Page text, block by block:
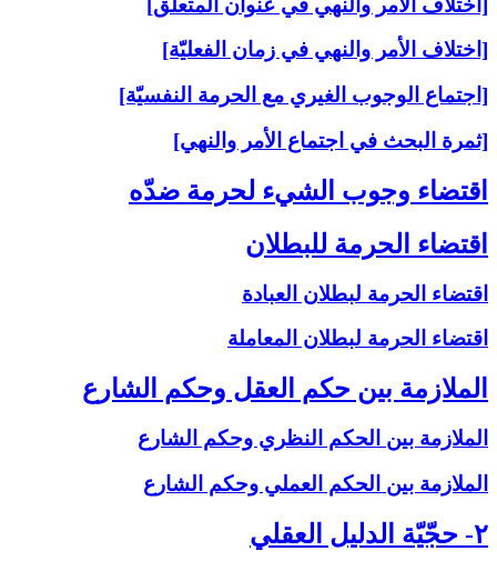
[اختلاف الأمر والنهي في عنوان المتعلّق]
[اختلاف الأمر والنهي في زمان الفعليّة]
[اجتماع الوجوب الغيري مع الحرمة النفسيّة]
[ثمرة البحث في اجتماع الأمر والنهي]
اقتضاء وجوب الشي‏ء لحرمة ضدّه‏
اقتضاء الحرمة للبطلان‏
اقتضاء الحرمة لبطلان العبادة
اقتضاء الحرمة لبطلان المعاملة
الملازمة بين حكم العقل وحكم الشارع‏
الملازمة بين الحكم النظري وحكم الشارع
الملازمة بين الحكم العملي وحكم الشارع
۲- حجّيّة الدليل العقلي‏